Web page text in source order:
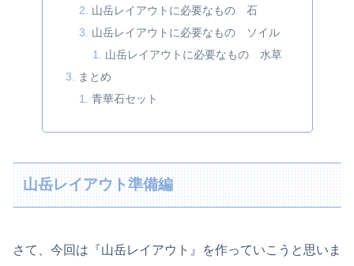
山岳レイアウトに必要なもの 石
山岳レイアウトに必要なもの ソイル
山岳レイアウトに必要なもの 水草
まとめ
青華石セット
山岳レイアウト準備編
さて、今回は『山岳レイアウト』を作っていこうと思いま